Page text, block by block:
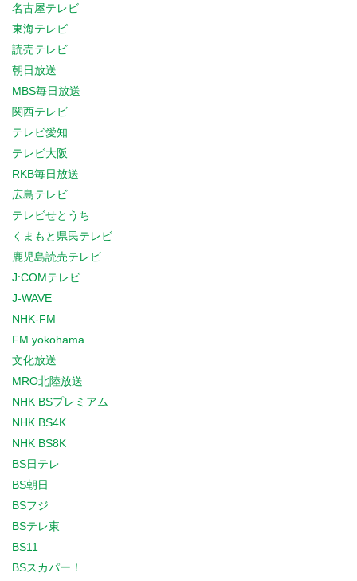
名古屋テレビ
東海テレビ
読売テレビ
朝日放送
MBS毎日放送
関西テレビ
テレビ愛知
テレビ大阪
RKB毎日放送
広島テレビ
テレビせとうち
くまもと県民テレビ
鹿児島読売テレビ
J:COMテレビ
J-WAVE
NHK-FM
FM yokohama
文化放送
MRO北陸放送
NHK BSプレミアム
NHK BS4K
NHK BS8K
BS日テレ
BS朝日
BSフジ
BSテレ東
BS11
BSスカパー！